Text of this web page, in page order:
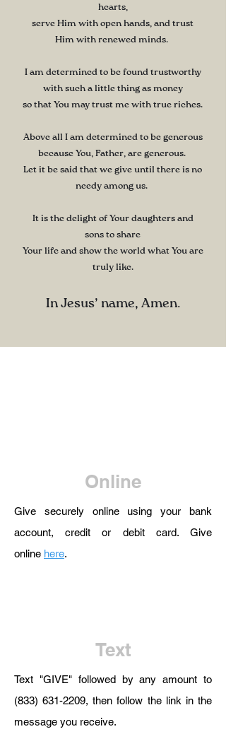
hearts,
serve Him with open hands, and trust
Him with renewed minds.
I am determined to be found trustworthy
with such a little thing as money
so that You may trust me with true riches.
Above all I am determined to be generous
because You, Father, are generous.
Let it be said that we give until there is no
needy among us.
It is the delight of Your daughters and
sons to share
Your life and show the world what You are
truly like.
In Jesus’ name, Amen.
Online
Give securely online using your bank
account, credit or debit card. Give
online here.
Text
Text "GIVE" followed by any amount to
(833) 631-2209, then follow the link in the
message you receive.